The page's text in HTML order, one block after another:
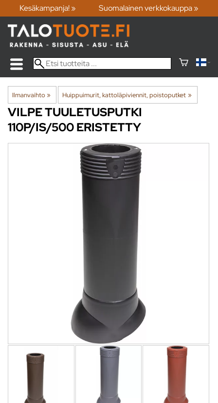
Kesäkampanja! » Suomalainen verkkokauppa »
Ilmanvaihto‪» Huippuimurit, kattoläpiviennit, poistoputket ‪»
VILPETUULETUSPUTKI
110P/IS/500 ERISTETTY